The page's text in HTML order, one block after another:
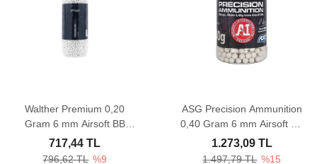
Walther Premium 0,20
Gram 6 mm Airsoft BB
(5000 Adet)
796,62 TL %9
717,44 TL
ASG Precision Ammunition
0,40 Gram 6 mm Airsoft BB
(1000 Adet)
1.497,79 TL %15
1.273,09 TL